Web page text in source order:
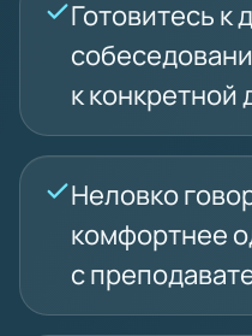
Готовитесь к
к конкретной
Неловко
комфортнее
с